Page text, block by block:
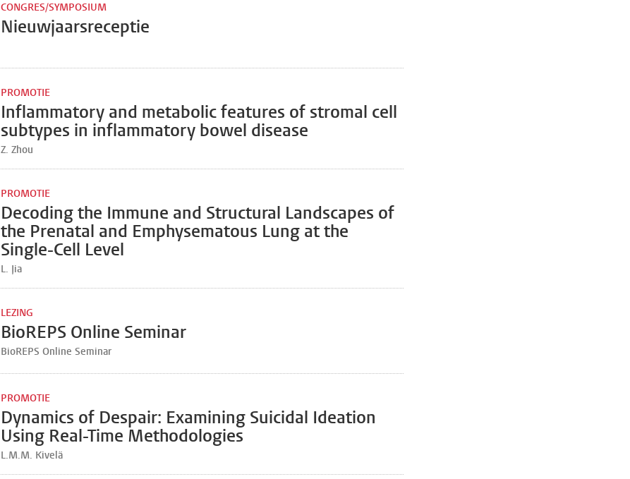
CONGRES/SYMPOSIUM
Nieuwjaarsreceptie
PROMOTIE
Inflammatory and metabolic features of stromal cell
subtypes in inflammatory bowel disease
Z. Zhou
PROMOTIE
Decoding the Immune and Structural Landscapes of
the Prenatal and Emphysematous Lung at the
Single-Cell Level
L. Jia
LEZING
BioREPS Online Seminar
BioREPS Online Seminar
PROMOTIE
Dynamics of Despair: Examining Suicidal Ideation
Using Real-Time Methodologies
L.M.M. Kivelä